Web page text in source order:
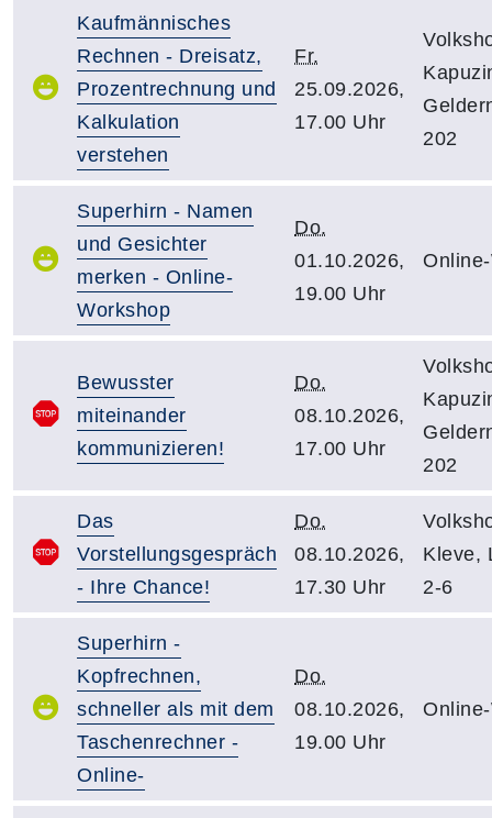
Kaufmännisches
Rechnen - Dreisatz,
Prozentrechnung und
Kalkulation
verstehen
Fr.
25.09.2026,
17.00 Uhr
202
Superhirn - Namen
und Gesichter
merken - Online-
Workshop
Do.
01.10.2026,
19.00 Uhr
Bewusster
miteinander
kommunizieren!
Do.
08.10.2026,
17.00 Uhr
202
Das
Vorstellungsgespräch
- Ihre Chance!
Do.
08.10.2026,
17.30 Uhr
Kleve,
2-6
Superhirn -
Kopfrechnen,
schneller als mit dem
Taschenrechner -
Online-
Do.
08.10.2026,
19.00 Uhr